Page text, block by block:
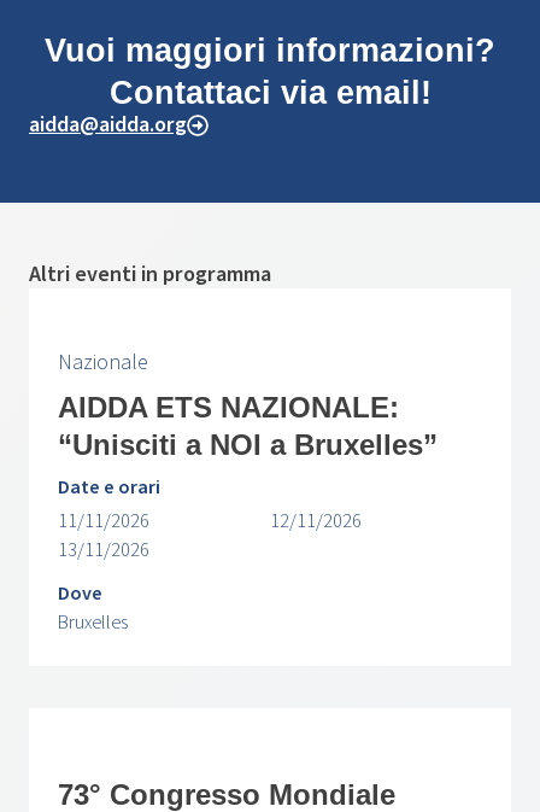
Vuoi maggiori informazioni?
Contattaci via email!
aidda@aidda.org
Altri eventi in programma
Nazionale
AIDDA ETS NAZIONALE:
“Unisciti a NOI a Bruxelles”
Date e orari
11/11/2026
12/11/2026
13/11/2026
Dove
Bruxelles
73° Congresso Mondiale